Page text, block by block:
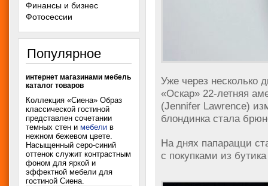
Уже через несколько
«Оскар» 22-летняя
(Jennifer Lawrence)
блондинка стала
На днях папарацци
с покупками из
Финансы и бизнес
Фотосессии
Популярное
интернет магазинами мебель
каталог товаров
Коллекция «Сиена» Образ
классической гостиной
представлен сочетании
темных стен и мебели в
нежном бежевом цвете.
Насыщенный серо-синий
оттенок служит контрастным
фоном для яркой и
эффектной мебели для
гостиной Сиена.